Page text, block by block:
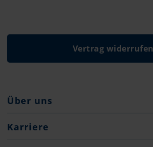
Vertrag widerrufen
Über uns
Pantaenius Gruppe
Karriere